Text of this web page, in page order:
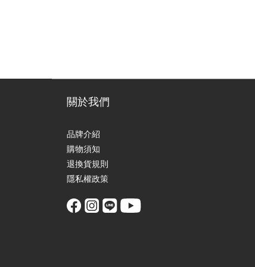
關於我們
品牌介紹
購物須知
退換貨規則
隱私權政策